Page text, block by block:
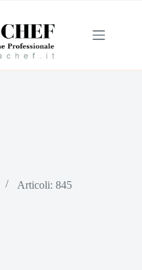
Articoli: 845